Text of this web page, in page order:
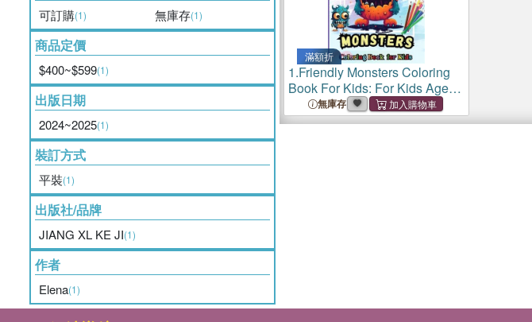
可訂購(1) 無庫存(1)
商品定價
$400~$599(1)
出版日期
2024~2025(1)
裝訂方式
平裝(1)
出版社/品牌
JIANG XL KE JI(1)
作者
Elena(1)
滿額折
1.Friendly Monsters Coloring
Book For Kids: For Kids Age 4-
8 Large easy to Color pages of
Monstrous Friends
無庫存